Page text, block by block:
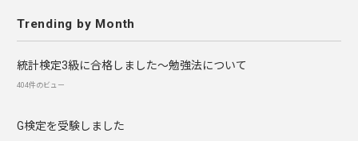
Trending by Month
統計検定3級に合格しました～勉強法について
404件のビュー
G検定を受験しました